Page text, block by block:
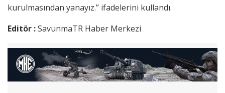
kurulmasından yanayız.” ifadelerini kullandı.
Editör :SavunmaTR Haber Merkezi